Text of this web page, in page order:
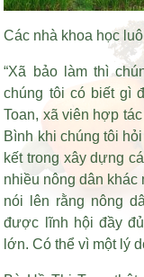
Các nhà khoa học
“Xã bảo làm thì
chúng tôi có biết gì
Toan, xã viên hợp
Bình khi chúng tôi
kết trong xây dựng
nhiều nông dân khác
nói lên rằng nông
được lĩnh hội đầy
lớn. Có thể vì một lý